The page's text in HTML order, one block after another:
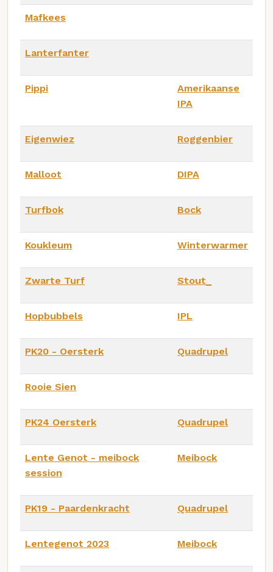
Mafkees
Lanterfanter
Pippi
Amerikaanse
IPA
Eigenwiez Roggenbier
Malloot DIPA
Turfbok Bock
Koukleum Winterwarmer
Zwarte Turf Stout_
Hopbubbels IPL
PK20 - Oersterk Quadrupel
Rooie Sien
PK24 Oersterk Quadrupel
Lente Genot - meibock
session
Meibock
PK19 - Paardenkracht Quadrupel
Lentegenot 2023 Meibock